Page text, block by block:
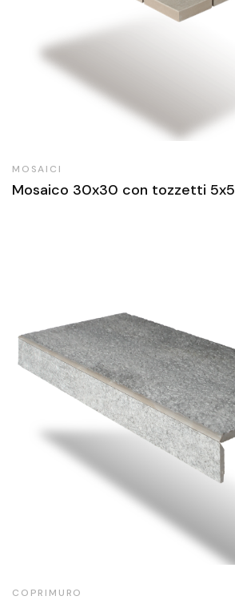
MOSAICI
Mosaico 30x30 con tozzetti 5x5
COPRIMURO